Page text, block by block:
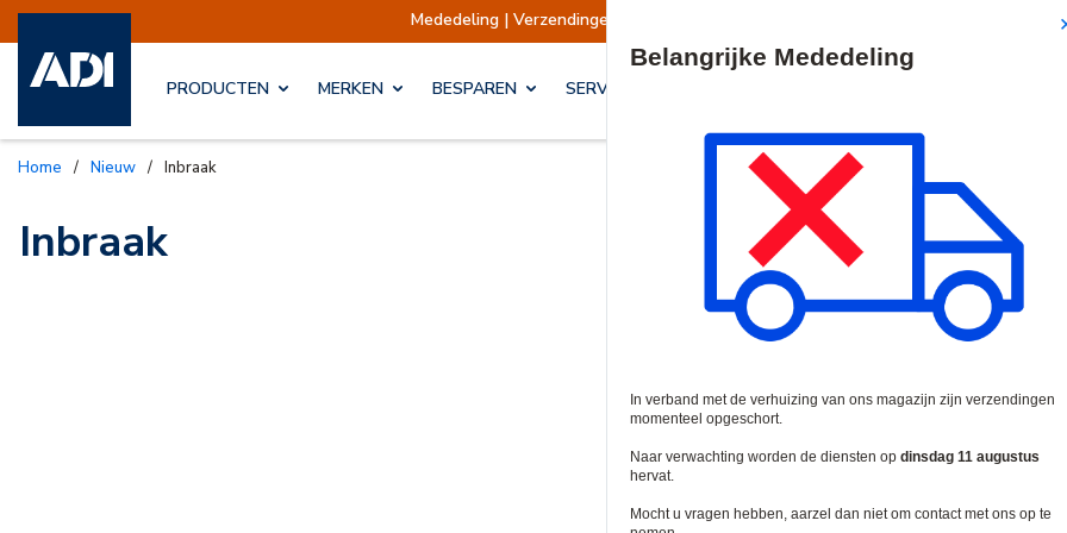
Mededeling | Verzendingen opgeschort Verzendingen
PRODUCTEN MERKEN BESPAREN SERVICES & OPLOSSINGEN
Home / Nieuw / Inbraak
Inbraak